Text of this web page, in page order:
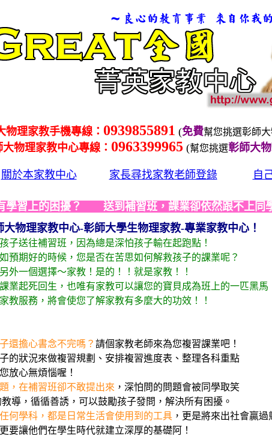
物理家教手機專線： 0939855891 (免費幫您挑選彰師
物理家教中心專線： 0963399965 (幫您挑選彰師大
關於本家教中心 家長尋找家教老師登錄 自
學習上的困擾？ 送到補習班，課業卻依然跟不上同
物理家教中心-彰師大學生物理家教-專業家教中心！
送往補習班，因為總是深怕孩子輸在起跑點！
期好的時候，您是否在苦思如何解救孩子的課業呢？
一個選擇～家教！是的！！就是家教！！
起死回生，也唯有家教可以讓您的寶貝成為班上的一匹黑馬
服務，將會使您了解家教有多麼大的功效！！
還擔心書念不完嗎？ 請個家教老師來為您複習課業吧！
況來做複習規劃、安排複習進度表、整理各科重點
心無煩惱喔！
，在補習班卻不敢提出來 ，深怕問的問題會被同學取笑
循循善誘，可以鼓勵孩子發問，解決所有困擾。
何學科，都是日常生活會使用到的工具 ，更是將來出社會贏過
他們在學生時代就建立深厚的基礎阿！